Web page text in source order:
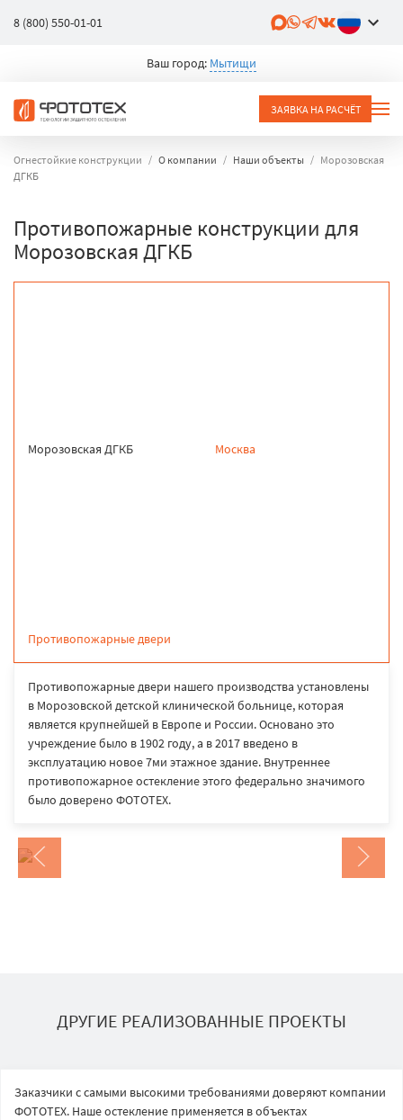
8 (800) 550-01-01
Ваш город: Мытищи
ЗАЯВКА НА РАСЧЁТ
Огнестойкие конструкции О компании Наши объекты
Морозовская
ДГКБ
Противопожарные конструкции для
Морозовская ДГКБ
Морозовская ДГКБ Москва
Противопожарные двери
Противопожарные двери нашего производства установлены
в Морозовской детской клинической больнице, которая
является крупнейшей в Европе и России. Основано это
учреждение было в 1902 году, а в 2017 введено в
эксплуатацию новое 7ми этажное здание. Внутреннее
противопожарное остекление этого федерально значимого
было доверено ФОТОТЕХ.
ДРУГИЕ РЕАЛИЗОВАННЫЕ ПРОЕКТЫ
Заказчики с самыми высокими требованиями доверяют компании
ФОТОТЕХ. Наше остекление применяется в объектах